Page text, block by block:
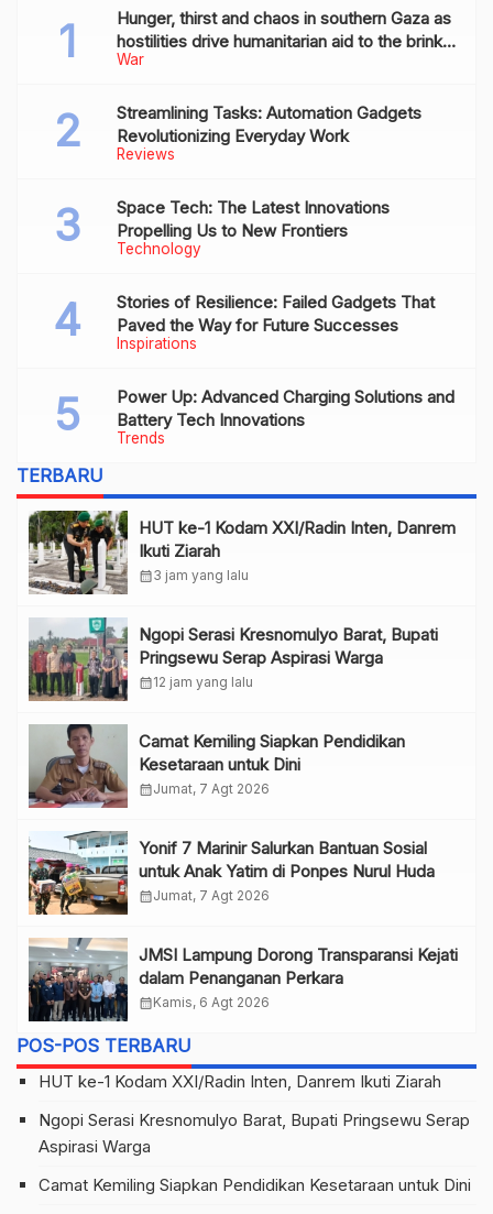
War
Hunger, thirst and chaos in southern Gaza as
hostilities drive humanitarian aid to the brink
of collapse
Reviews
Streamlining Tasks: Automation Gadgets
Revolutionizing Everyday Work
Technology
Space Tech: The Latest Innovations
Propelling Us to New Frontiers
Inspirations
Stories of Resilience: Failed Gadgets That
Paved the Way for Future Successes
Trends
Power Up: Advanced Charging Solutions and
Battery Tech Innovations
TERBARU
HUT ke-1 Kodam XXI/Radin Inten, Danrem
Ikuti Ziarah
calendar_month3 jam yang lalu
Ngopi Serasi Kresnomulyo Barat, Bupati
Pringsewu Serap Aspirasi Warga
calendar_month12 jam yang lalu
Camat Kemiling Siapkan Pendidikan
Kesetaraan untuk Dini
calendar_monthJumat, 7 Agt 2026
Yonif 7 Marinir Salurkan Bantuan Sosial
untuk Anak Yatim di Ponpes Nurul Huda
calendar_monthJumat, 7 Agt 2026
JMSI Lampung Dorong Transparansi Kejati
dalam Penanganan Perkara
calendar_monthKamis, 6 Agt 2026
POS-POS TERBARU
HUT ke-1 Kodam XXI/Radin Inten, Danrem Ikuti Ziarah
Ngopi Serasi Kresnomulyo Barat, Bupati Pringsewu Serap
Aspirasi Warga
Camat Kemiling Siapkan Pendidikan Kesetaraan untuk Dini